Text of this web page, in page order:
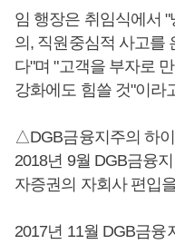
임 행장은 취임식에서
의, 직원중심적 사고를
다"며 "고객을 부자로
강화에도 힘쓸 것"이라
△DGB금융지주의 하
2018년 9월 DGB금융
자증권의 자회사 편입
2017년 11월 DGB금융